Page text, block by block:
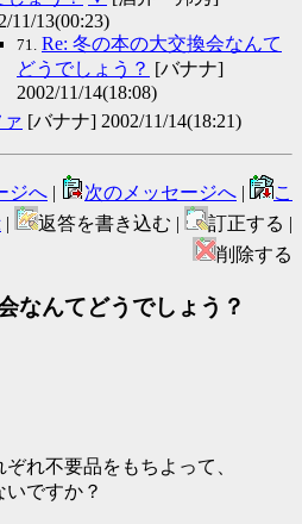
11/13(00:23)
71.
Re: 冬の本の大交換会なんて
どうでしょう？ [バナナ]
2002/11/14(18:08)
ァ [バナナ] 2002/11/14(18:21)
ジへ | 次のメッセージへ |
こ
| 返答を書き込む |
訂正する |
削除する
なんてどうでしょう？
れ不要品をもちよって、
ですか？